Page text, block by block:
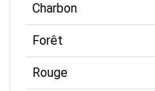
Charbon
Forêt
Rouge